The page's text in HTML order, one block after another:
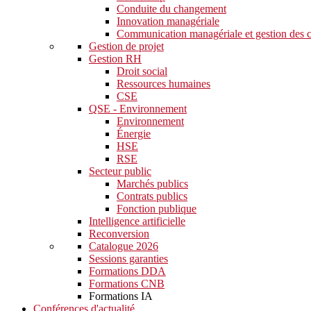
Conduite du changement
Innovation managériale
Communication managériale et gestion des
Gestion de projet
Gestion RH
Droit social
Ressources humaines
CSE
QSE - Environnement
Environnement
Énergie
HSE
RSE
Secteur public
Marchés publics
Contrats publics
Fonction publique
Intelligence artificielle
Reconversion
Catalogue 2026
Sessions garanties
Formations DDA
Formations CNB
Formations IA
Conférences d'actualité